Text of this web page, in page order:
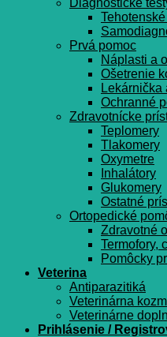
Prvá pomoc
Náplasti a
Ošetrenie
Lekárnička
Ochranné
Zdravotnícke
Teplomery
Tlakomery
Oxymetre
Inhalátory
Glukomery
Ostatné
Ortopedické
Zdravotné
Termofory,
Pomôcky
Veterina
Antiparazitiká
Veterinárna
Veterinárne
Prihlásenie /